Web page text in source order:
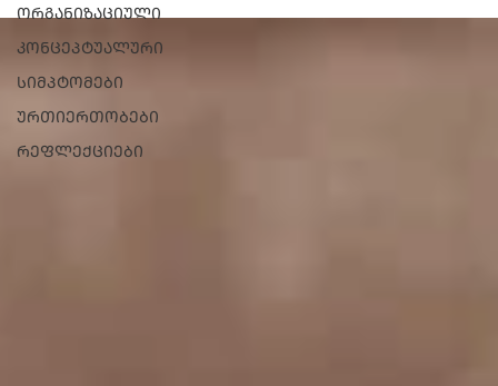
ᲝᲠᲒᲐᲜᲘᲖᲐᲪᲘᲣᲚᲘ
ᲙᲝᲜᲪᲔᲞᲢᲣᲐᲚᲣᲠᲘ
ᲡᲘᲛᲞᲢᲝᲛᲔᲑᲘ
ᲣᲠᲗᲘᲔᲠᲗᲝᲑᲔᲑᲘ
ᲠᲔᲤᲚᲔᲥᲪᲘᲔᲑᲘ